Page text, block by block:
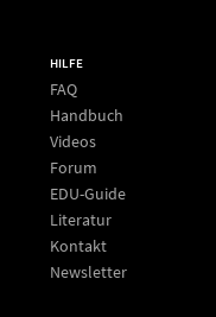
HILFE
FAQ
Handbuch
Videos
Forum
EDU-Guide
Literatur
Kontakt
Newsletter